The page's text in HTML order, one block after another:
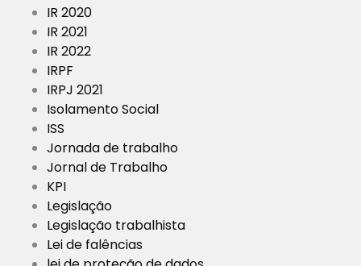
IR 2020
IR 2021
IR 2022
IRPF
IRPJ 2021
Isolamento Social
ISS
Jornada de trabalho
Jornal de Trabalho
KPI
Legislação
Legislação trabalhista
Lei de falências